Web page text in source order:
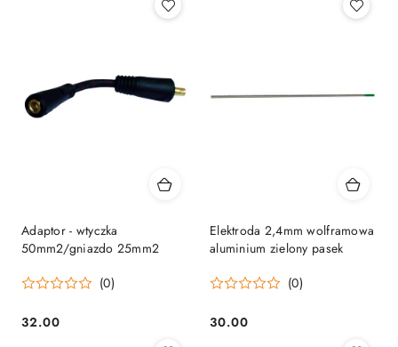
Adaptor - wtyczka
50mm2/gniazdo 25mm2
(0)
Cena:
32.00
Elektroda 2,4mm wolframowa
aluminium zielony pasek
(0)
Cena:
30.00